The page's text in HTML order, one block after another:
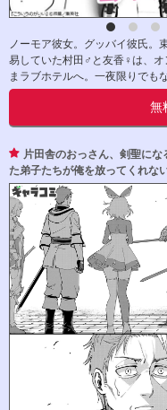
ノーモア彼女。グッバイ彼氏。
易していた村田♂と友香♀は、オ
まラブホテルへ。一夜限りでも
無
片田舎のおっさん、剣聖に
た弟子たちが俺を放ってくれな